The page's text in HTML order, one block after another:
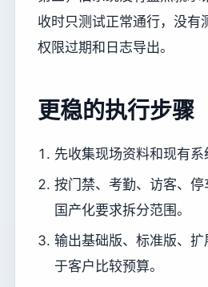
收时只测试正常通行，没有
权限过期和日志导出。
更稳的执行步骤
先收集现场资料和现有系
按门禁、考勤、访客、
国产化要求拆分范围。
输出基础版、标准版、
于客户比较预算。